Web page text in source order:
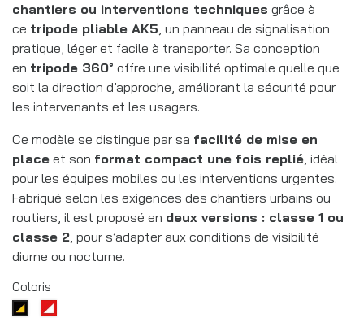
chantiers ou interventions techniques grâce à
ce tripode pliable AK5, un panneau de signalisation
pratique, léger et facile à transporter. Sa conception
en tripode 360° offre une visibilité optimale quelle que
soit la direction d’approche, améliorant la sécurité pour
les intervenants et les usagers.
Ce modèle se distingue par sa facilité de mise en
place et son format compact une fois replié, idéal
pour les équipes mobiles ou les interventions urgentes.
Fabriqué selon les exigences des chantiers urbains ou
routiers, il est proposé en deux versions : classe 1 ou
classe 2, pour s’adapter aux conditions de visibilité
diurne ou nocturne.
Coloris
Noir/jaune